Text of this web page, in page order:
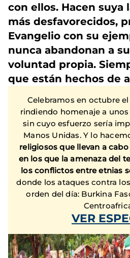
con ellos. Hacen suya
más desfavorecidos,
Evangelio con su
nunca abandonan a
voluntad propia.
que están hechos de
Celebramos en octubre el
rindiendo homenaje a
sin cuyo esfuerzo sería
Manos Unidas. Y lo
religiosos que llevan a
en los que la amenaza del
los conflictos entre etnias
donde los ataques contra
orden del día: Burkina
VER